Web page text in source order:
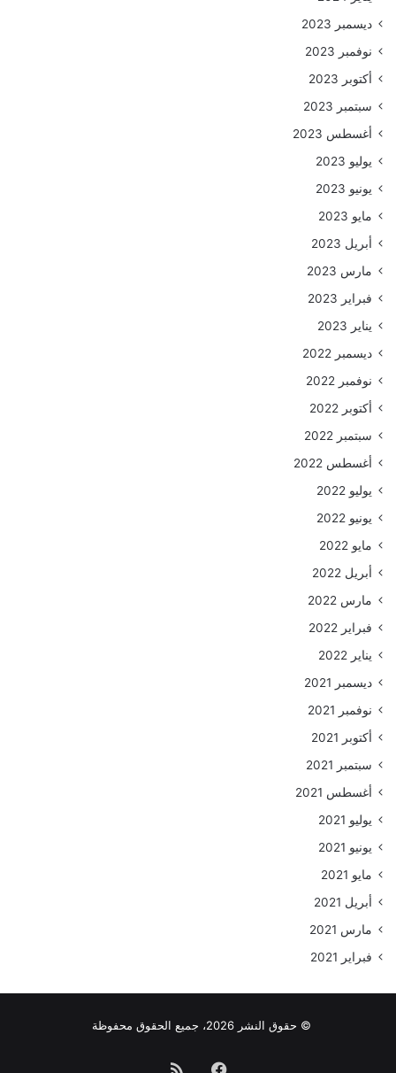
ديسمبر 2023
نوفمبر 2023
أكتوبر 2023
سبتمبر 2023
أغسطس 2023
يوليو 2023
يونيو 2023
مايو 2023
أبريل 2023
مارس 2023
فبراير 2023
يناير 2023
ديسمبر 2022
نوفمبر 2022
أكتوبر 2022
سبتمبر 2022
أغسطس 2022
يوليو 2022
يونيو 2022
مايو 2022
أبريل 2022
مارس 2022
فبراير 2022
يناير 2022
ديسمبر 2021
نوفمبر 2021
أكتوبر 2021
سبتمبر 2021
أغسطس 2021
يوليو 2021
يونيو 2021
مايو 2021
أبريل 2021
مارس 2021
فبراير 2021
© حقوق النشر 2026، جميع الحقوق محفوظة
فيسبوكملخص